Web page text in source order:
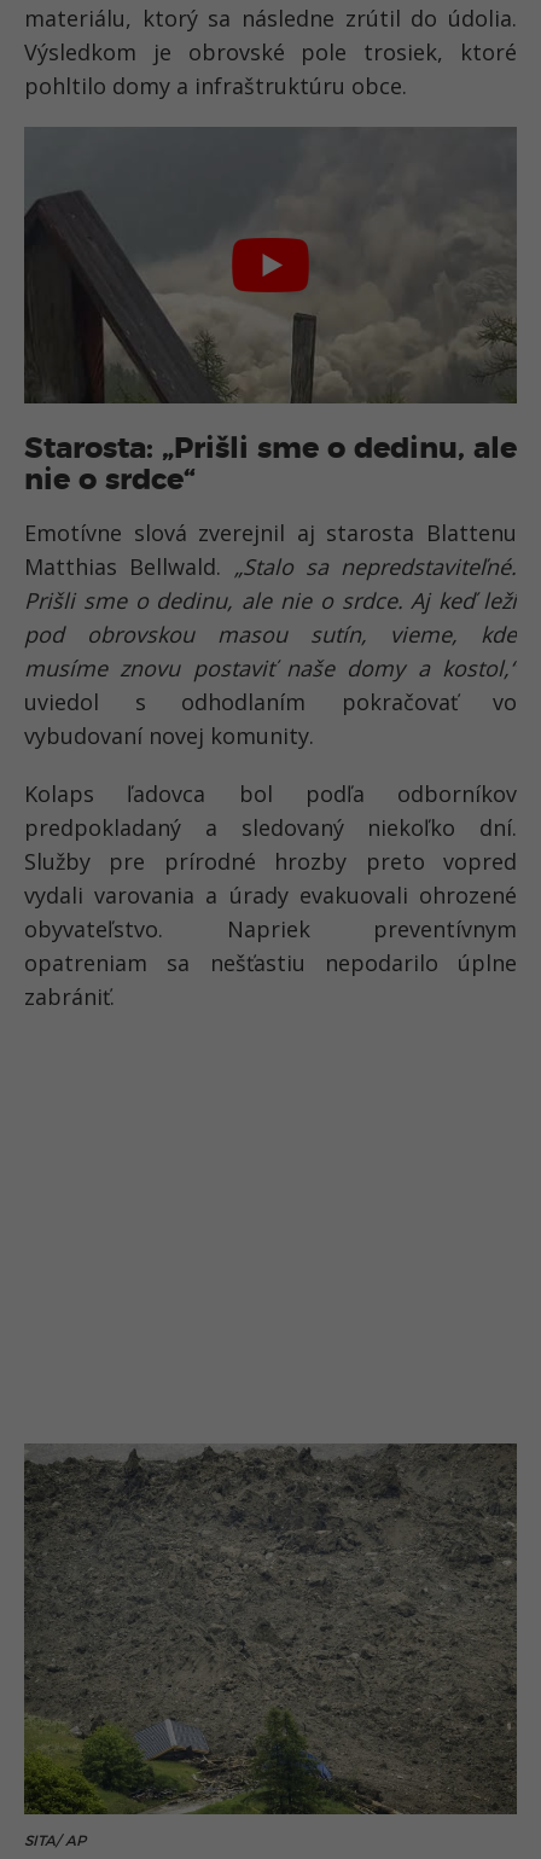
materiálu, ktorý sa následne zrútil do údolia.
Výsledkom je obrovské pole trosiek, ktoré
pohltilo domy a infraštruktúru obce.
Starosta: „Prišli sme o dedinu, ale
nie o srdce“
Emotívne slová zverejnil aj starosta Blattenu
Matthias Bellwald. „Stalo sa nepredstaviteľné.
Prišli sme o dedinu, ale nie o srdce. Aj keď leží
pod obrovskou masou sutín, vieme, kde
musíme znovu postaviť naše domy a kostol,“
uviedol s odhodlaním pokračovať vo
vybudovaní novej komunity.
Kolaps ľadovca bol podľa odborníkov
predpokladaný a sledovaný niekoľko dní.
Služby pre prírodné hrozby preto vopred
vydali varovania a úrady evakuovali ohrozené
obyvateľstvo. Napriek preventívnym
opatreniam sa nešťastiu nepodarilo úplne
zabrániť.
SITA/ AP